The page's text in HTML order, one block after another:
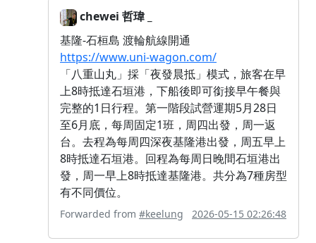
chewei 哲瑋 _
基隆-石桓島 渡輪航線開通
https://www.uni-wagon.com/
「八重山丸」採「夜發晨抵」模式，旅客在早
上8時抵達石垣港，下船後即可銜接早午餐與
完整的1日行程。第一階段試營運期5月28日
至6月底，每周固定1班，周四出發，周一返
台。去程為每周四深夜基隆港出發，周五早上
8時抵達石垣港。回程為每周日晚間石垣港出
發，周一早上8時抵達基隆港。共分為7種房型
有不同價位。
Forwarded from #keelung 2026-05-15 02:26:48